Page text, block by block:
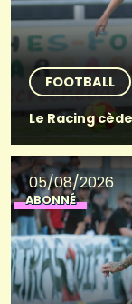
FOOTBALL
Le Racing
05/08/2026
ABONNÉ